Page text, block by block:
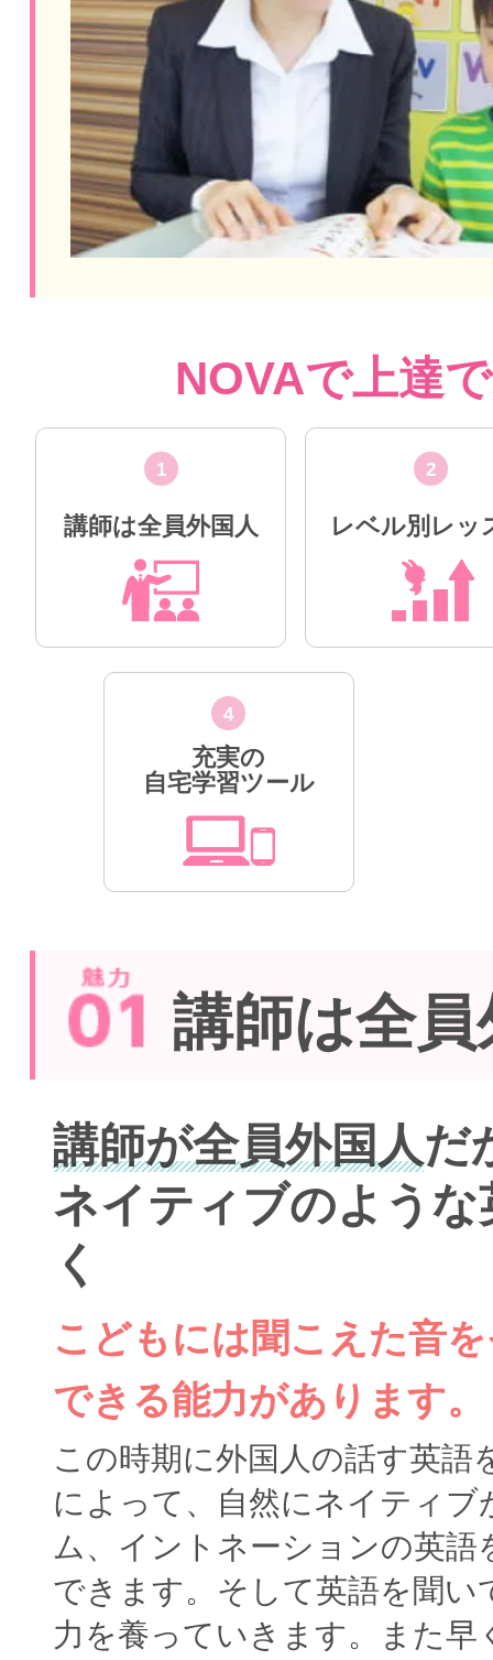
NOVAで上達
1
講師は全員外国人
2
レベル別レッ
4
充実の
自宅学習ツール
講師は全
講師が全員外国人だ
ネイティブのよう
く
こどもには聞こえた音
できる能力があります。
この時期に外国人の話す英語
によって、自然にネイティブ
ム、イントネーションの英語
できます。そして英語を聞い
力を養っていきます。また早